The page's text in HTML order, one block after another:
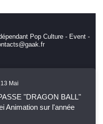
Pop Culture - Event -
13 Mai
"DRAGON BALL"
Animation sur l'année